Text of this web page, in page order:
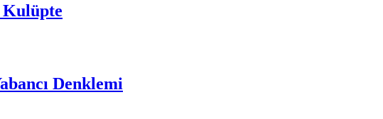
Kulüpte
Denklemi